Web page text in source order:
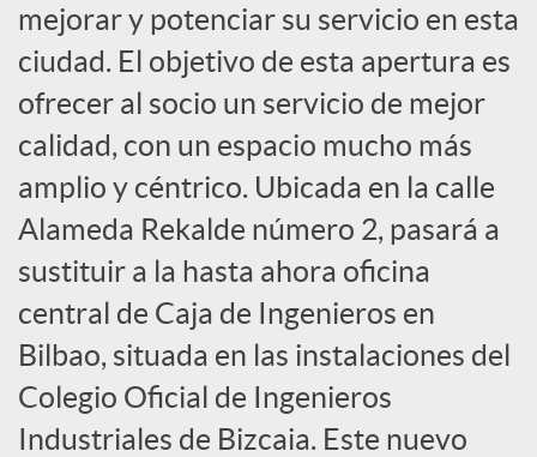
S
o
c
i
a
l
mejorar y potenciar su servicio en esta
ciudad. El objetivo de esta apertura es
ofrecer al socio un servicio de mejor
calidad, con un espacio mucho más
amplio y céntrico. Ubicada en la calle
Alameda Rekalde número 2, pasará a
sustituir a la hasta ahora oficina
central de Caja de Ingenieros en
Bilbao, situada en las instalaciones del
Colegio Oficial de Ingenieros
Industriales de Bizcaia. Este nuevo